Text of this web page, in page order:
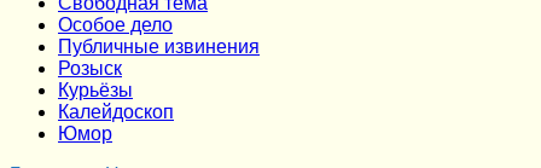
Особое дело
Публичные извинения
Розыск
Курьёзы
Калейдоскоп
Юмор